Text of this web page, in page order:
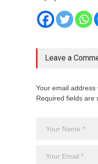
Leave a
Your email
Required fields are